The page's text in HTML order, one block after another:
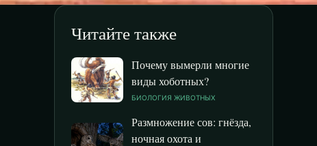
Читайте также
Почему вымерли многие
виды хоботных?
БИОЛОГИЯ ЖИВОТНЫХ
Размножение сов: гнёзда,
ночная охота и